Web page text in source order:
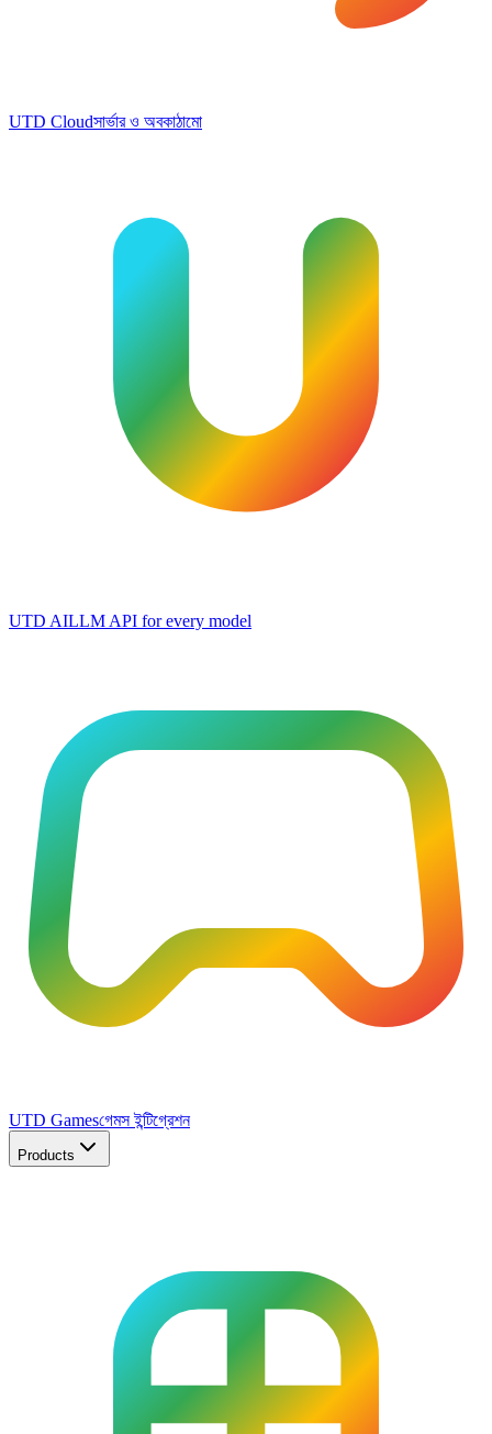
UTD Cloudসার্ভার ও অবকাঠামো
UTD AILLM API for every model
UTD Gamesগেমস ইন্টিগ্রেশন
Products